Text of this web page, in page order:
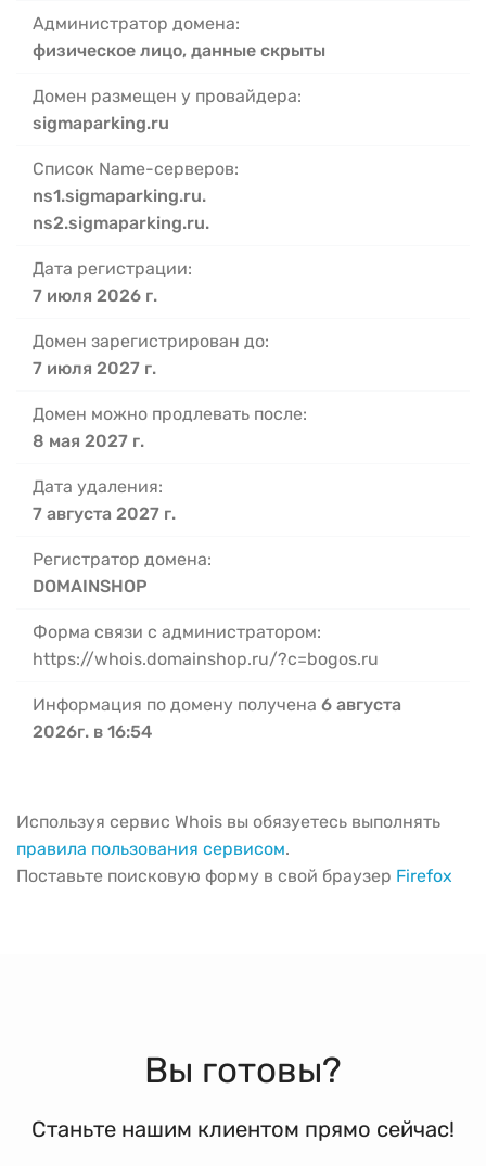
Администратор домена:
физическое лицо, данные скрыты
Домен размещен у провайдера:
sigmaparking.ru
Список Name-серверов:
ns1.sigmaparking.ru.
ns2.sigmaparking.ru.
Дата регистрации:
7 июля 2026 г.
Домен зарегистрирован до:
7 июля 2027 г.
Домен можно продлевать после:
8 мая 2027 г.
Дата удаления:
7 августа 2027 г.
Регистратор домена:
DOMAINSHOP
Форма связи с администратором:
https://whois.domainshop.ru/?c=bogos.ru
Информация по домену получена 6 августа
2026г. в 16:54
Используя сервис Whois вы обязуетесь выполнять
правила пользования сервисом.
Поставьте поисковую форму в свой браузер Firefox
Вы готовы?
Станьте нашим клиентом прямо сейчас!